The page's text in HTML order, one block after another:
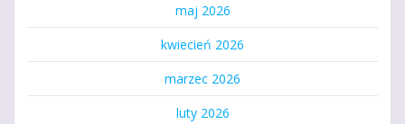
maj 2026
kwiecień 2026
marzec 2026
luty 2026